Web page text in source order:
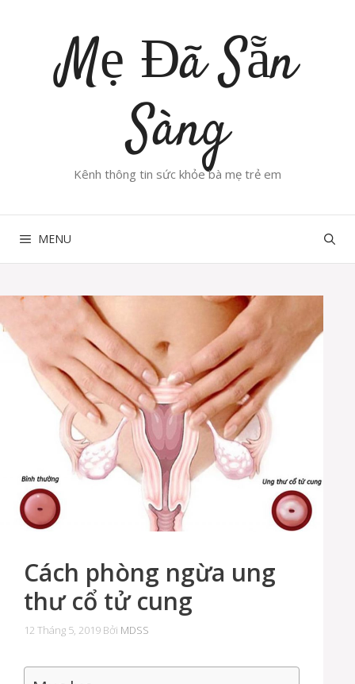
Mẹ Đã Sẵn
Sàng
Kênh thông tin sức khỏe bà mẹ trẻ em
MENU
Cách phòng ngừa ung
thư cổ tử cung
12 Tháng 5, 2019 Bởi MDSS